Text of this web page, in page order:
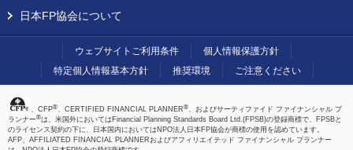
日本FP協会について
ウェブサイトご利用条件
個人情報保護方針
特定個人情報基本方針
推奨環境 ご注意ください
、CFP®、CERTIFIED FINANCIAL PLANNER®、およびサーティファイド ファイナンシャル プ
ランナー®は、米国外においてはFinancial Planning Standards Board Ltd.(FPSB)の登録商標で、FPSBと
のライセンス契約の下に、日本国内においてはNPO法人日本FP協会が商標の使用を認めています。
AFP、AFFILIATED FINANCIAL PLANNERおよびアフィリエイテッド ファイナンシャル プランナー